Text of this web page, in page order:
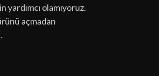
yardımcı olamıyoruz.
açmadan